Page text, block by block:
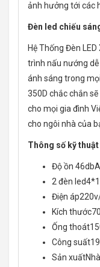
ảnh hưởng tới các
Đèn led chiếu
Hệ Thống Đèn
trình nấu nướng
ánh sáng trong
350D chắc chắn
cho mọi gia đình
cho ngôi nhà của
Thông số kỹ thuật
Độ ồn
2 đèn led
Điện áp
Kích thước
Ống thoát
Công suất
Sản xuất